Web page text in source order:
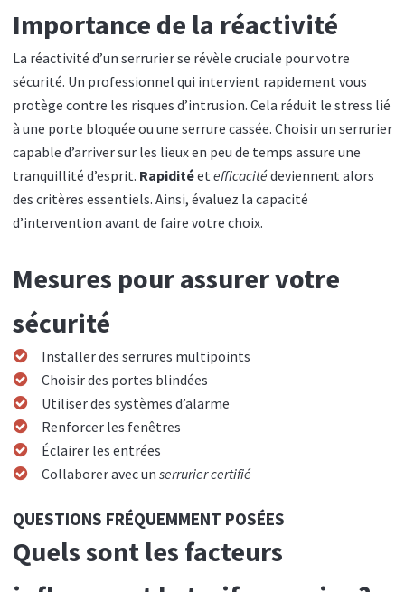
Importance de la réactivité
La réactivité d’un serrurier se révèle cruciale pour votre
sécurité. Un professionnel qui intervient rapidement vous
protège contre les risques d’intrusion. Cela réduit le stress lié
à une porte bloquée ou une serrure cassée. Choisir un serrurier
capable d’arriver sur les lieux en peu de temps assure une
tranquillité d’esprit. Rapiditéetefficacitédeviennent alors
des critères essentiels. Ainsi, évaluez la capacité
d’intervention avant de faire votre choix.
Mesures pour assurer votre
sécurité
Installer des serrures multipoints
Choisir des portes blindées
Utiliser des systèmes d’alarme
Renforcer les fenêtres
Éclairer les entrées
Collaborer avec un serrurier certifié
QUESTIONS FRÉQUEMMENT POSÉES
Quels sont les facteurs